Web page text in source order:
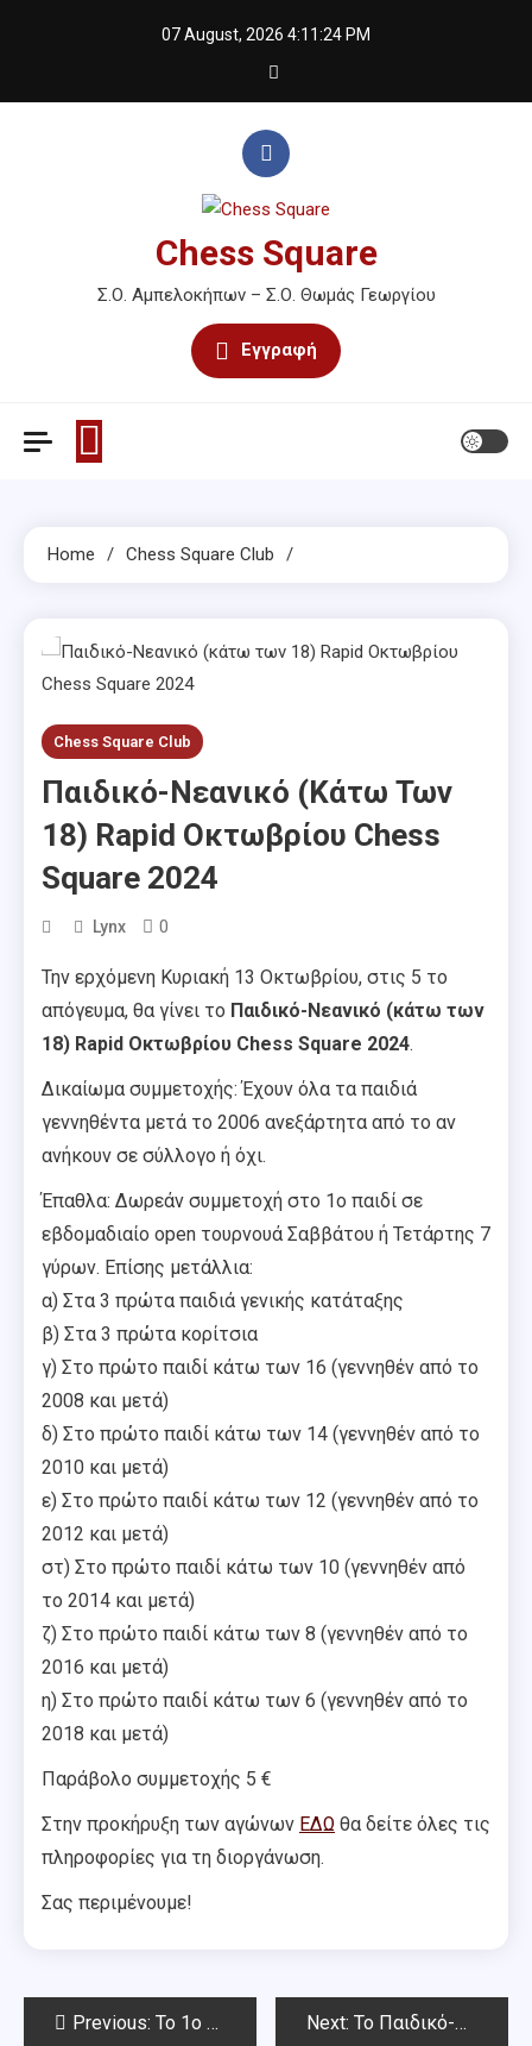
07 August, 2026 4:11:25 PM
Chess Square
Σ.Ο. Αμπελοκήπων – Σ.Ο. Θωμάς Γεωργίου
Εγγραφή
Home Chess Square Club
Chess Square Club
Παιδικό-Νεανικό (κάτω Των
18) Rapid Οκτωβρίου Chess
Square 2024
Lynx 0
Την ερχόμενη Κυριακή 13 Οκτωβρίου, στις 5 το
απόγευμα, θα γίνει το Παιδικό-Νεανικό (κάτω των
18) Rapid Οκτωβρίου Chess Square 2024.
Δικαίωμα συμμετοχής: Έχουν όλα τα παιδιά
γεννηθέντα μετά το 2006 ανεξάρτητα από το αν
ανήκουν σε σύλλογο ή όχι.
Έπαθλα: Δωρεάν συμμετοχή στο 1ο παιδί σε
εβδομαδιαίο open τουρνουά Σαββάτου ή Τετάρτης 7
γύρων. Επίσης μετάλλια:
α) Στα 3 πρώτα παιδιά γενικής κατάταξης
β) Στα 3 πρώτα κορίτσια
γ) Στο πρώτο παιδί κάτω των 16 (γεννηθέν από το
2008 και μετά)
δ) Στο πρώτο παιδί κάτω των 14 (γεννηθέν από το
2010 και μετά)
ε) Στο πρώτο παιδί κάτω των 12 (γεννηθέν από το
2012 και μετά)
στ) Στο πρώτο παιδί κάτω των 10 (γεννηθέν από
το 2014 και μετά)
ζ) Στο πρώτο παιδί κάτω των 8 (γεννηθέν από το
2016 και μετά)
η) Στο πρώτο παιδί κάτω των 6 (γεννηθέν από το
2018 και μετά)
Παράβολο συμμετοχής 5 €
Στην προκήρυξη των αγώνων ΕΔΩ θα δείτε όλες τις
πληροφορίες για τη διοργάνωση.
Σας περιμένουμε!
PostPrevious: To 1o Rapid Οκτωβρίου Chess Square 2024-Αποτελέσματα Next: Το Παιδικό-Νεανικό (κάτω των 18) Rapid Οκτωβρίου Chess Square 2024-Αποτελέσματα